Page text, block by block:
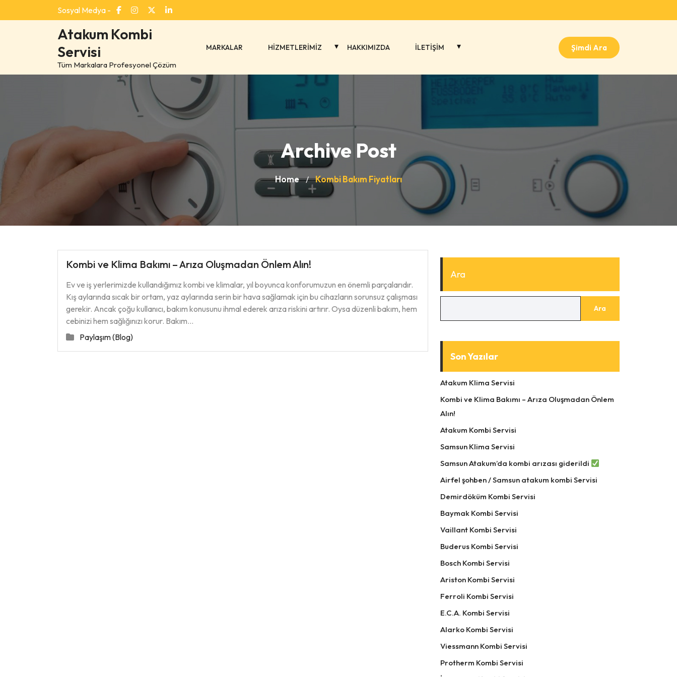
to
Sosyal Medya -
Atakum Kombi
Servisi
Tüm Markalara Profesyonel Çözüm
MARKALAR HİZMETLERİMİZ HAKKIMIZDA İLETİŞİM Şimdi Ara
Archive Post
Home / Kombi Bakım Fiyatları
Kombi ve Klima Bakımı – Arıza Oluşmadan Önlem Alın!
Ev ve iş yerlerimizde kullandığımız kombi ve klimalar, yıl boyunca konforumuzun en önemli parçalarıdır.
Kış aylarında sıcak bir ortam, yaz aylarında serin bir hava sağlamak için bu cihazların sorunsuz çalışması
gerekir. Ancak çoğu kullanıcı, bakım konusunu ihmal ederek arıza riskini artırır. Oysa düzenli bakım, hem
cebinizi hem sağlığınızı korur. Bakım…
Paylaşım (Blog)
Ara
Ara
Son Yazılar
Atakum Klima Servisi
Kombi ve Klima Bakımı – Arıza Oluşmadan Önlem
Alın!
Atakum Kombi Servisi
Samsun Klima Servisi
Samsun Atakum’da kombi arızası giderildi
Airfel şohben / Samsun atakum kombi Servisi
Demirdöküm Kombi Servisi
Baymak Kombi Servisi
Vaillant Kombi Servisi
Buderus Kombi Servisi
Bosch Kombi Servisi
Ariston Kombi Servisi
Ferroli Kombi Servisi
E.C.A. Kombi Servisi
Alarko Kombi Servisi
Viessmann Kombi Servisi
Protherm Kombi Servisi